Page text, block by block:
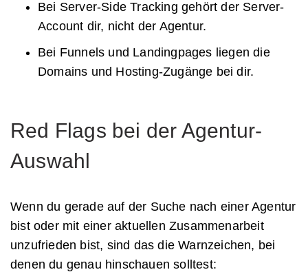
Bei Server-Side Tracking gehört der Server-
Account dir, nicht der Agentur.
Bei Funnels und Landingpages liegen die
Domains und Hosting-Zugänge bei dir.
Red Flags bei der Agentur-
Auswahl
Wenn du gerade auf der Suche nach einer Agentur
bist oder mit einer aktuellen Zusammenarbeit
unzufrieden bist, sind das die Warnzeichen, bei
denen du genau hinschauen solltest: